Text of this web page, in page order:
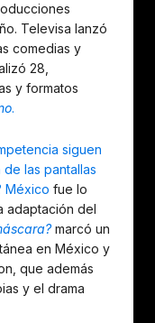
Televisa lanzó
comedias y
28,
y formatos
.
siguen
las pantallas
México fue lo
adaptación del
marcó un
en México y
que además
y el drama